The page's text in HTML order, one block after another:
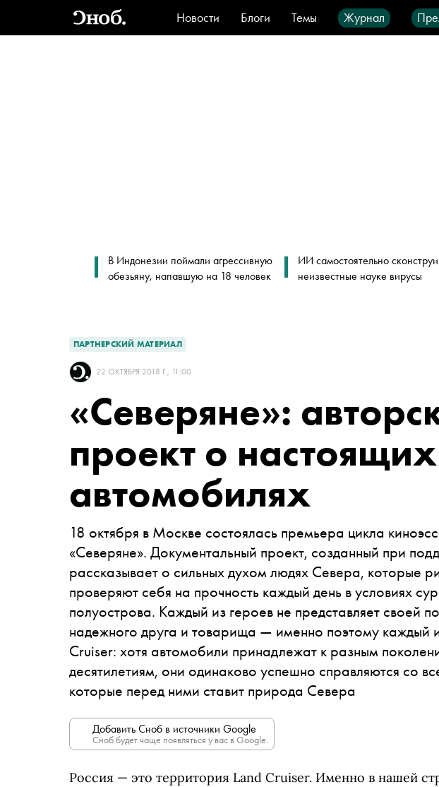
Новости Блоги Темы Журнал
Стиль
Видео Город IT-
В Индонезии поймали агрессивную
обезьяну, напавшую на 18 человек
ИИ самостоятельно
неизвестные науке вирусы
ПАРТНЕРСКИЙ МАТЕРИАЛ
22 ОКТЯБРЯ 2018 Г., 11:00
«Северяне»:
проект о
автомобилях
18 октября в Москве состоялась премьера цикла
«Северяне». Документальный проект, созданный при
рассказывает о сильных духом людях Севера, которые
проверяют себя на прочность каждый день в условиях
полуострова. Каждый из героев не представляет своей
надежного друга и товарища — именно поэтому каждый
Cruiser: хотя автомобили принадлежат к разным
десятилетиям, они одинаково успешно справляются со
которые перед ними ставит природа Севера
Добавить Сноб в источники Google
Сноб будет чаще появляться у вас в Google.
Россия — это территория Land Cruiser. Именно в нашей